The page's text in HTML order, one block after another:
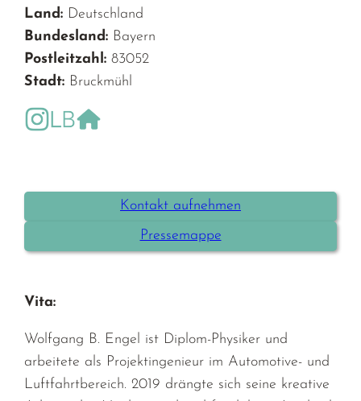
Land: Deutschland
Bundesland: Bayern
Postleitzahl: 83052
Stadt: Bruckmühl
https://www.instagram.com/
https://www.lovelybooks.de/mitglied/
Kontakt aufnehmen
Pressemappe
Vita:
Wolfgang B. Engel ist Diplom-Physiker und
arbeitete als Projektingenieur im Automotive- und
Luftfahrtbereich. 2019 drängte sich seine kreative